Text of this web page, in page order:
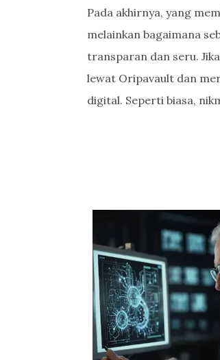
Pada akhirnya, yang
melainkan bagaimana
transparan dan seru.
lewat Oripavault dan
digital. Seperti biasa,